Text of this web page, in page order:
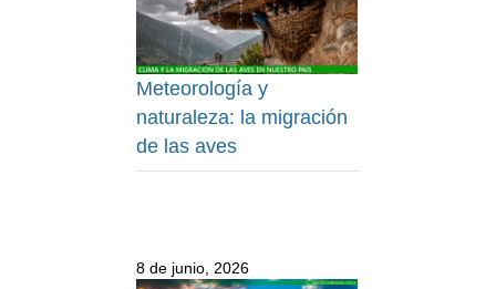
Meteorología y
naturaleza: la migración
de las aves
8 de junio, 2026